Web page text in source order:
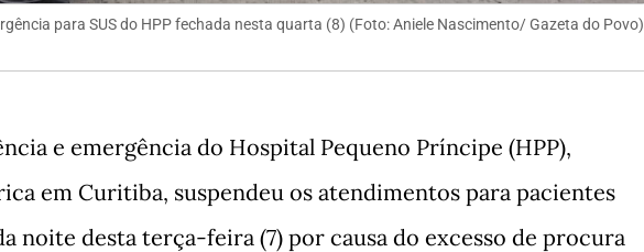
para SUS do HPP fechada nesta quarta (8) (Foto:Aniele Nascimento/ Gazeta do Povo)
e emergência do Hospital Pequeno Príncipe (HPP),
em Curitiba, suspendeu os atendimentos para pacientes
noite desta terça-feira (7) por causa do excesso de procura